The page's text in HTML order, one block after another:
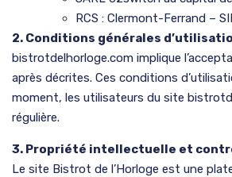
RCS : Clermont-Ferrand –
2. Conditions générales
bistrotdelhorloge.com implique
après décrites. Ces conditions
moment, les utilisateurs du site
régulière.
3. Propriété intellectuelle et
Le site Bistrot de l’Horloge est une